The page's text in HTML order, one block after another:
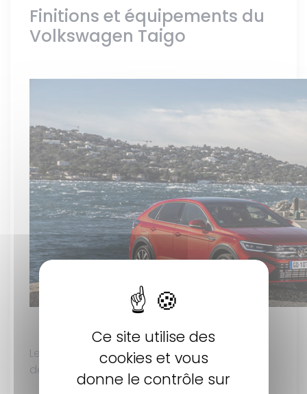
Finitions et équipements du
Volkswagen Taigo
Le Taigo est disponible en plusieurs niveaux
de finition :
Ce site utilise des
cookies et vous
donne le contrôle sur